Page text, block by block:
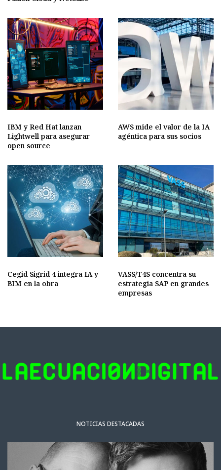
IBM y Red Hat lanzan
Lightwell para asegurar
open source
AWS mide el valor de la IA
agéntica para sus socios
Cegid Sigrid 4 integra IA y
BIM en la obra
VASS/T4S concentra su
estrategia SAP en grandes
empresas
NOTICIAS DESTACADAS